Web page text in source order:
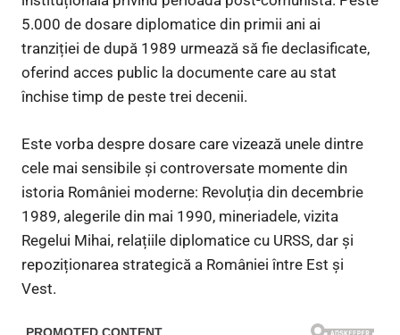
5.000 de dosare diplomatice din primii ani ai
tranziției de după 1989 urmează să fie declasificate,
oferind acces public la documente care au stat
închise timp de peste trei decenii.
Este vorba despre dosare care vizează unele dintre
cele mai sensibile și controversate momente din
istoria României moderne: Revoluția din decembrie
1989, alegerile din mai 1990, mineriadele, vizita
Regelui Mihai, relațiile diplomatice cu URSS, dar și
repoziționarea strategică a României între Est și
Vest.